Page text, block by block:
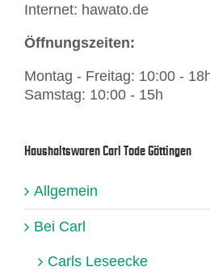
Internet: hawato.de
Öffnungszeiten:
Montag - Freitag: 10:00 -
Samstag: 10:00 - 15h
Haushaltswaren Carl Tode Göttingen
Allgemein
Bei Carl
Carls Leseecke